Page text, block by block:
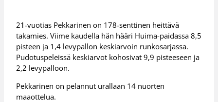
21-vuotias Pekkarinen on 178-senttinen heittävä
takamies. Viime kaudella hän hääri Huima-paidassa 8,5
pisteen ja 1,4 levypallon keskiarvoin runkosarjassa.
Pudotuspeleissä keskiarvot kohosivat 9,9 pisteeseen ja
2,2 levypalloon.
Pekkarinen on pelannut urallaan 14 nuorten
maaottelua.